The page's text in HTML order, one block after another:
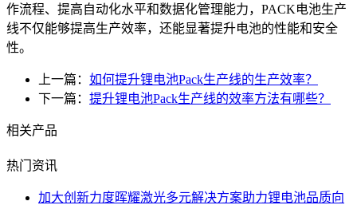
作流程、提高自动化水平和数据化管理能力，PACK电池生产
线不仅能够提高生产效率，还能显著提升电池的性能和安全
性。
上一篇： 如何提升锂电池Pack生产线的生产效率？
下一篇： 提升锂电池Pack生产线的效率方法有哪些？
相关产品
热门资讯
加大创新力度晖耀激光多元解决方案助力锂电池品质向